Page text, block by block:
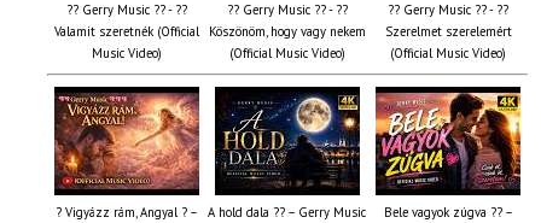
?? Gerry Music ?? - ??
Valamit szeretnék (Official
Music Video)
?? Gerry Music ?? - ??
Köszönöm, hogy vagy nekem
(Official Music Video)
?? Gerry Music ?? - ??
Szerelmet szerelemért
(Official Music Video)
? Vigyázz rám, Angyal ? –
A hold dala ?? – Gerry Music
Bele vagyok zúgva ?? –